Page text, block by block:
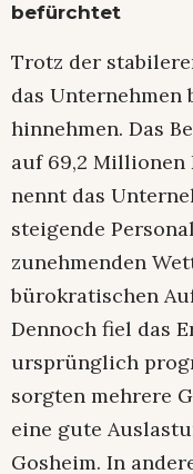
befürchtet
Trotz der
das Unternehmen
hinnehmen. Das
auf 69,2 Millionen
nennt das
steigende
zunehmenden
bürokratischen
Dennoch fiel das
ursprünglich
sorgten mehrere
eine gute
Gosheim. In